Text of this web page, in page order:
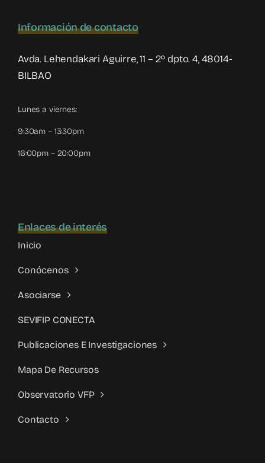
Información de contacto
Avda. Lehendakari Aguirre, 11 – 2º dpto. 4, 48014-
BILBAO
Lunes a viernes:
9:30am – 13:30pm
16:00pm – 20:00pm
Enlaces de interés
Inicio
Conócenos
Asociarse
SEVIFIP CONECTA
Publicaciones E Investigaciones
Mapa De Recursos
Observatorio VFP
Contacto